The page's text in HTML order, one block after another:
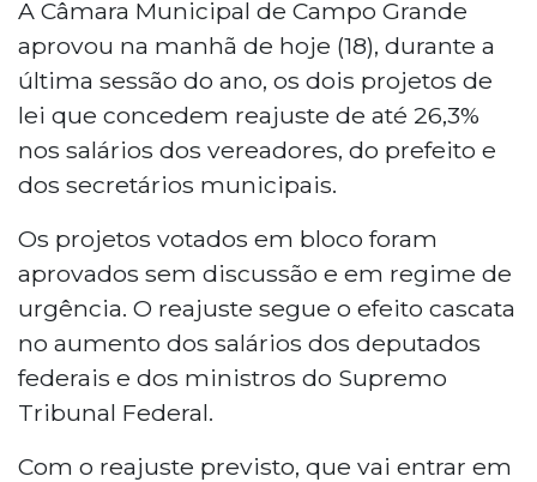
A Câmara Municipal de Campo Grande
aprovou na manhã de hoje (18), durante a
última sessão do ano, os dois projetos de
lei que concedem reajuste de até 26,3%
nos salários dos vereadores, do prefeito e
dos secretários municipais.
Os projetos votados em bloco foram
aprovados sem discussão e em regime de
urgência. O reajuste segue o efeito cascata
no aumento dos salários dos deputados
federais e dos ministros do Supremo
Tribunal Federal.
Com o reajuste previsto, que vai entrar em